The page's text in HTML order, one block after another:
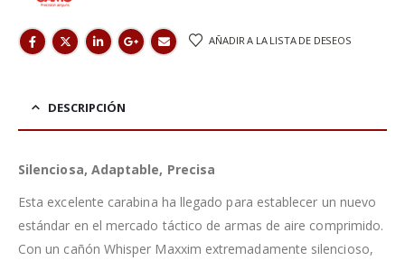
AÑADIR A LA LISTA DE DESEOS
DESCRIPCIÓN
Silenciosa, Adaptable, Precisa
Esta excelente carabina ha llegado para establecer un nuevo
estándar en el mercado táctico de armas de aire comprimido.
Con un cañón Whisper Maxxim extremadamente silencioso,